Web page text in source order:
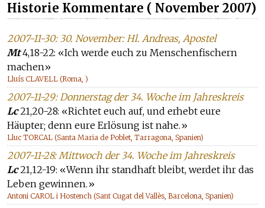
Historie Kommentare ( November 2007)
2007-11-30: 30. November: Hl. Andreas, Apostel
Mt4,18-22: «Ich werde euch zu Menschenfischern
machen»
Lluís CLAVELL (Roma, )
2007-11-29: Donnerstag der 34. Woche im Jahreskreis
Lc21,20-28: «Richtet euch auf, und erhebt eure
Häupter; denn eure Erlösung ist nahe.»
Lluc TORCAL (Santa Maria de Poblet, Tarragona, Spanien)
2007-11-28: Mittwoch der 34. Woche im Jahreskreis
Lc21,12-19: «Wenn ihr standhaft bleibt, werdet ihr das
Leben gewinnen.»
Antoni CAROL i Hostench (Sant Cugat del Vallès, Barcelona, Spanien)